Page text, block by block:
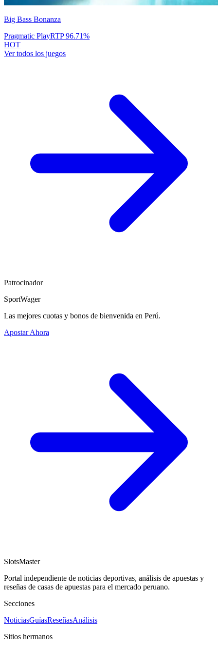
Big Bass Bonanza
Pragmatic PlayRTP96.71%
HOT
Ver todos los juegos
Patrocinador
SportWager
Las mejores cuotas y bonos de bienvenida en Perú.
Apostar Ahora
SlotsMaster
Portal independiente de noticias deportivas, análisis de apuestas y
reseñas de casas de apuestas para el mercado peruano.
Secciones
NoticiasGuíasReseñasAnálisis
Sitios hermanos